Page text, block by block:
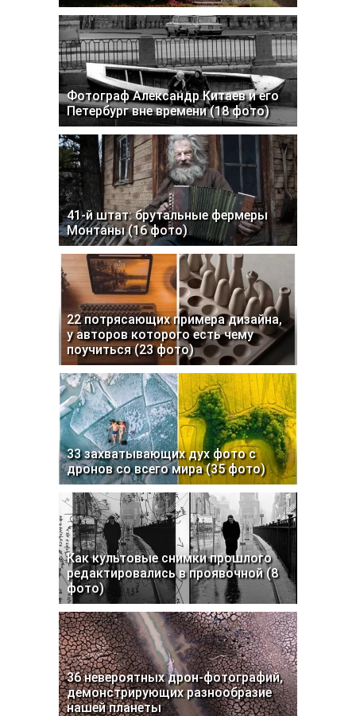
Фотограф Александр Китаев и его
Петербург вне времени (18 фото)
41-й штат: брутальные фермеры
Монтаны (16 фото)
22 потрясающих примера дизайна,
у авторов которого есть чему
поучиться (23 фото)
33 захватывающих дух фото с
дронов со всего мира (35 фото)
Как культовые снимки прошлого
редактировались в проявочной (8
фото)
36 невероятных дрон-фотографий,
демонстрирующих разнообразие
нашей планеты